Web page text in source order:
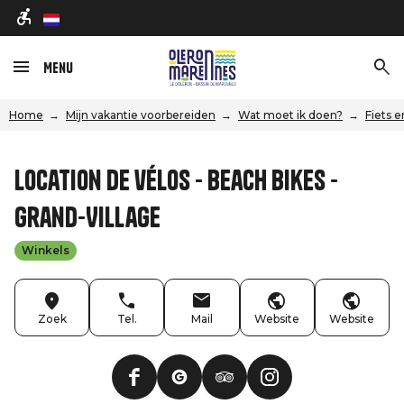
nl
Menu
Home Mijn vakantie voorbereiden Wat moet ik doen? Fiets
Location de vélos - Beach Bikes -
Grand-Village
Winkels
Zoek Tel. Mail Website Website